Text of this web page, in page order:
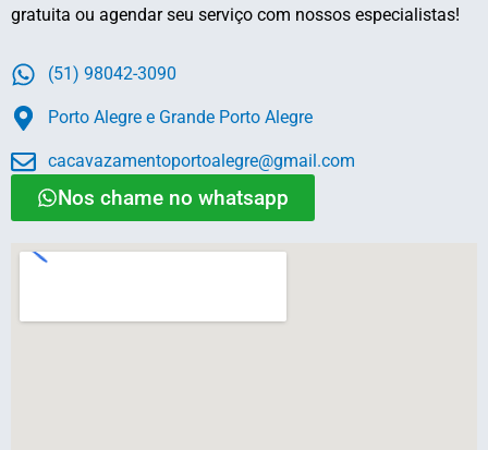
gratuita ou agendar seu serviço com nossos especialistas!
(51) 98042-3090
Porto Alegre e Grande Porto Alegre
cacavazamentoportoalegre@gmail.com
Nos chame no whatsapp